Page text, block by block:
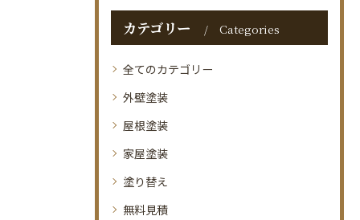
カテゴリー Categories
全てのカテゴリー
外壁塗装
屋根塗装
家屋塗装
塗り替え
無料見積